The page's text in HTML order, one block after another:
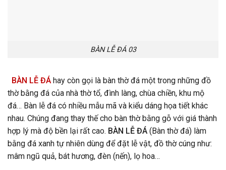
BÀN LỄ ĐÁ 03
BÀN LỄ ĐÁ hay còn gọi là bàn thờ đá một trong những đồ
thờ bằng đá của nhà thờ tổ, đình làng, chùa chiền, khu mộ
đá… Bàn lễ đá có nhiều mẫu mã và kiểu dáng họa tiết khác
nhau. Chúng đang thay thế cho bàn thờ bằng gỗ với giá thành
hợp lý mà độ bền lại rất cao. BÀN LỄ ĐÁ (Bàn thờ đá) làm
bằng đá xanh tự nhiên dùng để đặt lễ vật, đồ thờ cúng như:
mâm ngũ quả, bát hương, đèn (nến), lọ hoa…